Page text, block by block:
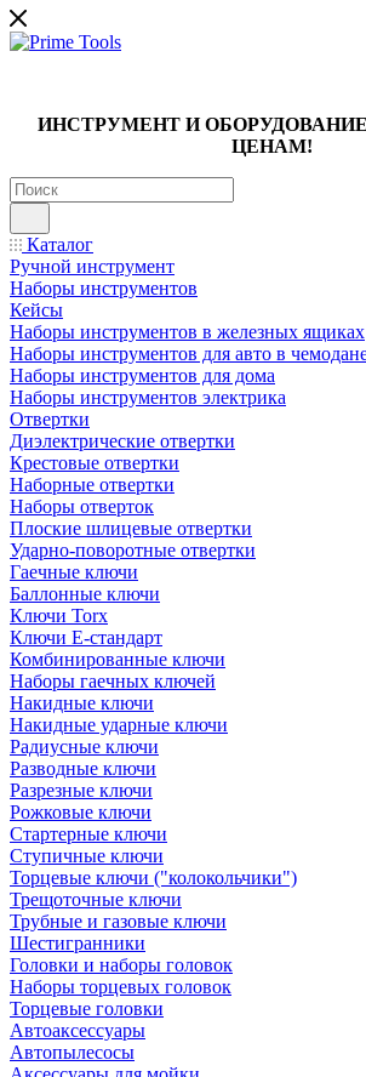
ИНСТРУМЕНТ И
ЦЕНАМ!
Каталог
Ручной инструмент
Наборы инструментов
Кейсы
Наборы инструментов в железных ящиках
Наборы инструментов для авто в
Наборы инструментов для дома
Наборы инструментов электрика
Отвертки
Диэлектрические отвертки
Крестовые отвертки
Наборные отвертки
Наборы отверток
Плоские шлицевые отвертки
Ударно-поворотные отвертки
Гаечные ключи
Баллонные ключи
Ключи Torx
Ключи Е-стандарт
Комбинированные ключи
Наборы гаечных ключей
Накидные ключи
Накидные ударные ключи
Радиусные ключи
Разводные ключи
Разрезные ключи
Рожковые ключи
Стартерные ключи
Ступичные ключи
Торцевые ключи ("колокольчики")
Трещоточные ключи
Трубные и газовые ключи
Шестигранники
Головки и наборы головок
Наборы торцевых головок
Торцевые головки
Автоаксессуары
Автопылесосы